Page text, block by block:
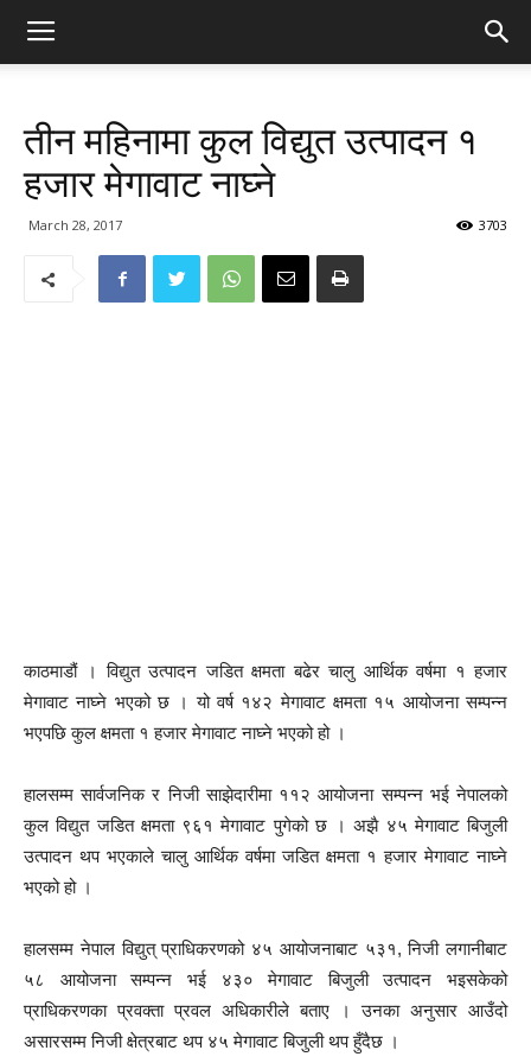
तीन महिनामा कुल विद्युत उत्पादन १
हजार मेगावाट नाघ्ने
March 28, 2017 3703
काठमाडौं । विद्युत उत्पादन जडित क्षमता बढेर चालु आर्थिक वर्षमा १ हजार
मेगावाट नाघ्ने भएको छ । यो वर्ष १४२ मेगावाट क्षमता १५ आयोजना सम्पन्न
भएपछि कुल क्षमता १ हजार मेगावाट नाघ्ने भएको हो ।
हालसम्म सार्वजनिक र निजी साझेदारीमा ११२ आयोजना सम्पन्न भई नेपालको
कुल विद्युत जडित क्षमता ९६१ मेगावाट पुगेको छ । अझै ४५ मेगावाट बिजुली
उत्पादन थप भएकाले चालु आर्थिक वर्षमा जडित क्षमता १ हजार मेगावाट नाघ्ने
भएको हो ।
हालसम्म नेपाल विद्युत् प्राधिकरणको ४५ आयोजनाबाट ५३१, निजी लगानीबाट
५८ आयोजना सम्पन्न भई ४३० मेगावाट बिजुली उत्पादन भइसकेको
प्राधिकरणका प्रवक्ता प्रवल अधिकारीले बताए । उनका अनुसार आउँदो
असारसम्म निजी क्षेत्रबाट थप ४५ मेगावाट बिजुली थप हुँदैछ ।